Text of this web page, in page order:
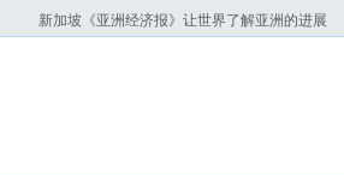
新加坡《亚洲经济报》让世界了解亚洲的进展